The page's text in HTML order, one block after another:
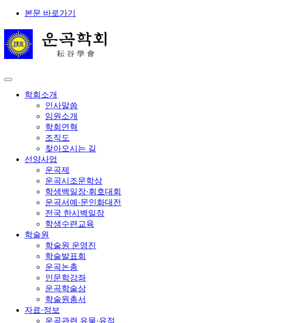
본문 바로가기
학회소개
인사말씀
임원소개
학회연혁
조직도
찾아오시는 길
선양사업
운곡제
운곡시조문학상
학생백일장·휘호대회
운곡서예·문인화대전
전국 한시백일장
학생수련교육
학술원
학술원 운영진
학술발표회
운곡논총
인문학강좌
운곡학술상
학술원총서
자료·정보
운곡관련 유물·유적